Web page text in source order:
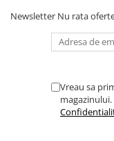
Tablete Oukitel
Gift Card EV
Stații de Încărcare
Newsletter Nu rata
Vreau sa